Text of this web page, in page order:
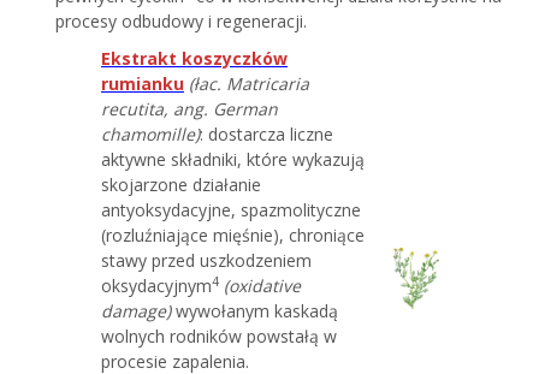
procesy odbudowy i regeneracji.
Ekstrakt koszyczków
rumianku (łac. Matricaria
recutita, ang. German
chamomille): dostarcza liczne
aktywne składniki, które wykazują
skojarzone działanie
antyoksydacyjne, spazmolityczne
(rozluźniające mięśnie), chroniące
stawy przed uszkodzeniem
oksydacyjnym4 (oxidative
damage)wywołanym kaskadą
wolnych rodników powstałą w
procesie zapalenia.